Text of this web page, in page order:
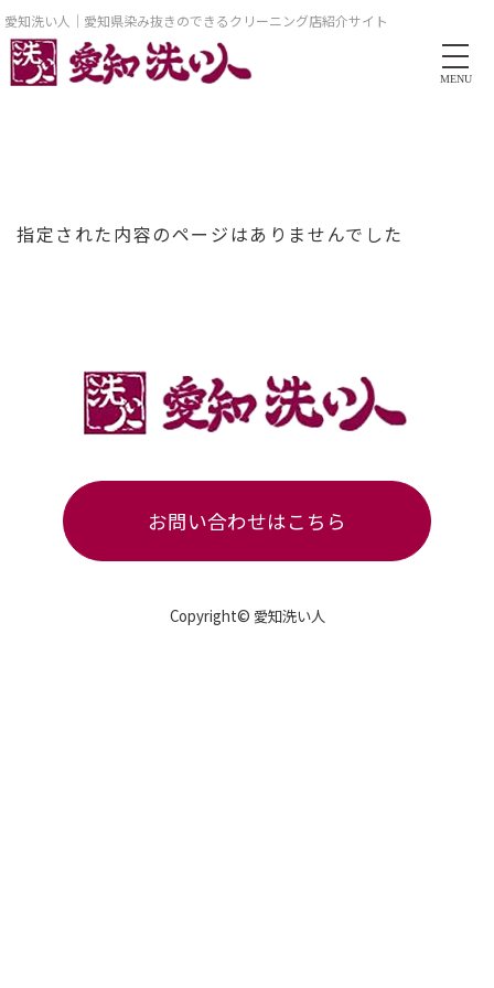
愛知洗い人｜愛知県染み抜きのできるクリーニング店紹介サイト
MENU
指定された内容のページはありませんでした
お問い合わせはこちら
Copyright© 愛知洗い人